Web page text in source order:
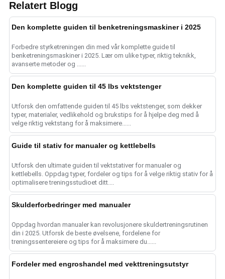
Relatert Blogg
Den komplette guiden til benketreningsmaskiner i 2025
Forbedre styrketreningen din med vår komplette guide til
benketreningsmaskiner i 2025. Lær om ulike typer, riktig teknikk,
avanserte metoder og ......
Den komplette guiden til 45 lbs vektstenger
Utforsk den omfattende guiden til 45 lbs vektstenger, som dekker
typer, materialer, vedlikehold og brukstips for å hjelpe deg med å
velge riktig vektstang for å maksimere......
Guide til stativ for manualer og kettlebells
Utforsk den ultimate guiden til vektstativer for manualer og
kettlebells. Oppdag typer, fordeler og tips for å velge riktig stativ for å
optimalisere treningsstudioet ditt....
Skulderforbedringer med manualer
Oppdag hvordan manualer kan revolusjonere skuldertreningsrutinen
din i 2025. Utforsk de beste øvelsene, fordelene for
treningssentereiere og tips for å maksimere du......
Fordeler med engroshandel med vekttreningsutstyr